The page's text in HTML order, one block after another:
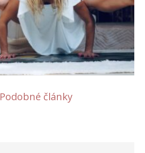
Podobné články